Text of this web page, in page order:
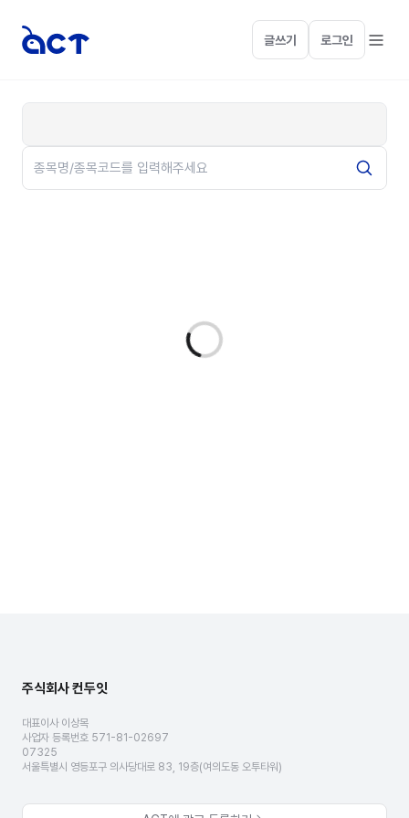
글쓰기 로그인
주식회사 컨두잇
대표이사 이상목
사업자 등록번호 571-81-02697
07325
서울특별시 영등포구 의사당대로 83, 19층(여의도동 오투타워)